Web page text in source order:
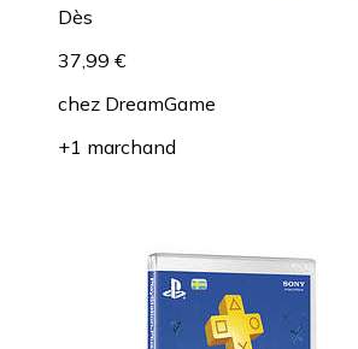
Dès
37,99 €
chez DreamGame
+1 marchand